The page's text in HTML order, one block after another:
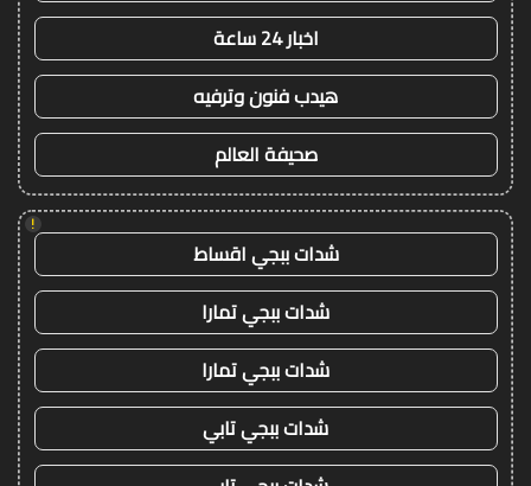
اخبار 24 ساعة
هيدب فنون وترفيه
صحيفة العالم
!
شدات ببجي اقساط
شدات ببجي تمارا
شدات ببجي تمارا
شدات ببجي تابي